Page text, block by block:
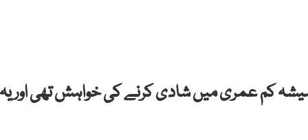
ہمیشہ کم عمری میں شادی کرنے کی خواہش تھی اور